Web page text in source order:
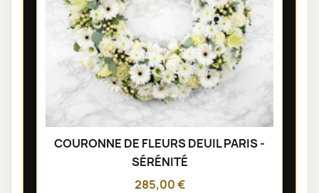
COURONNE DE FLEURS DEUIL PARIS -
SÉRÉNITÉ
285,00 €